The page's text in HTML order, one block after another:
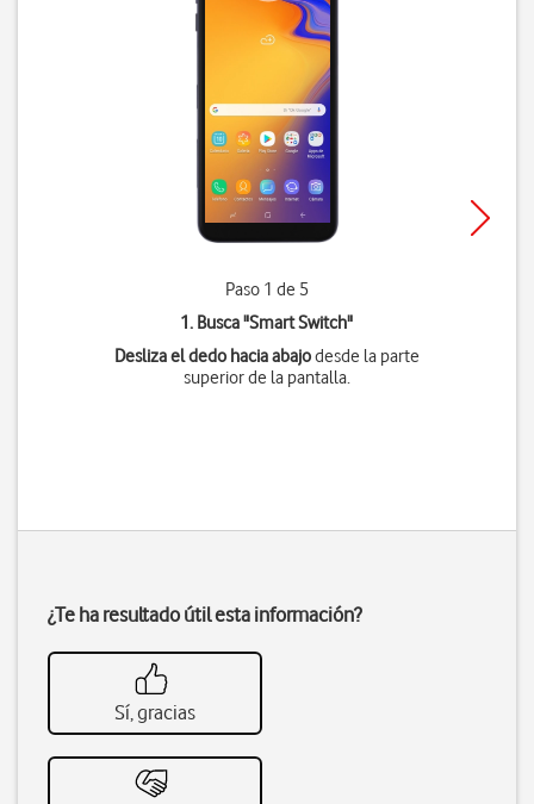
Paso 1 de 5
1. Busca "Smart Switch"
Desliza el dedo hacia abajodesde la parte
superior de la pantalla.
¿Te ha resultado útil esta información?
Sí, gracias